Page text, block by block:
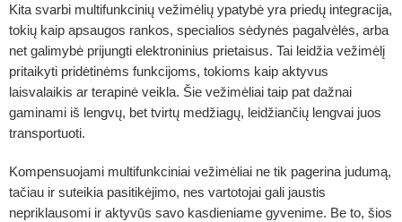
Kita svarbi multifunkcinių vežimėlių ypatybė yra priedų integracija,
tokių kaip apsaugos rankos, specialios sėdynės pagalvėlės, arba
net galimybė prijungti elektroninius prietaisus. Tai leidžia vežimėlį
pritaikyti pridėtinėms funkcijoms, tokioms kaip aktyvus
laisvalaikis ar terapinė veikla. Šie vežimėliai taip pat dažnai
gaminami iš lengvų, bet tvirtų medžiagų, leidžiančių lengvai juos
transportuoti.
Kompensuojami multifunkciniai vežimėliai ne tik pagerina judumą,
tačiau ir suteikia pasitikėjimo, nes vartotojai gali jaustis
nepriklausomi ir aktyvūs savo kasdieniame gyvenime. Be to, šios